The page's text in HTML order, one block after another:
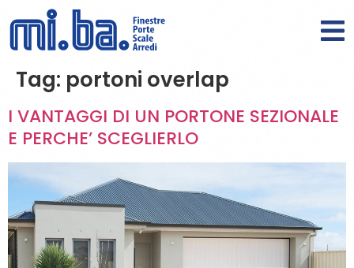
Tag: portoni overlap
I VANTAGGI DI UN PORTONE SEZIONALE
E PERCHE’ SCEGLIERLO